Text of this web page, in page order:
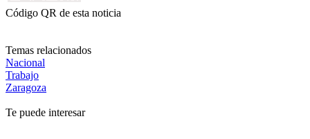
Código QR de esta noticia
Temas relacionados
Nacional
Trabajo
Zaragoza
Te puede interesar